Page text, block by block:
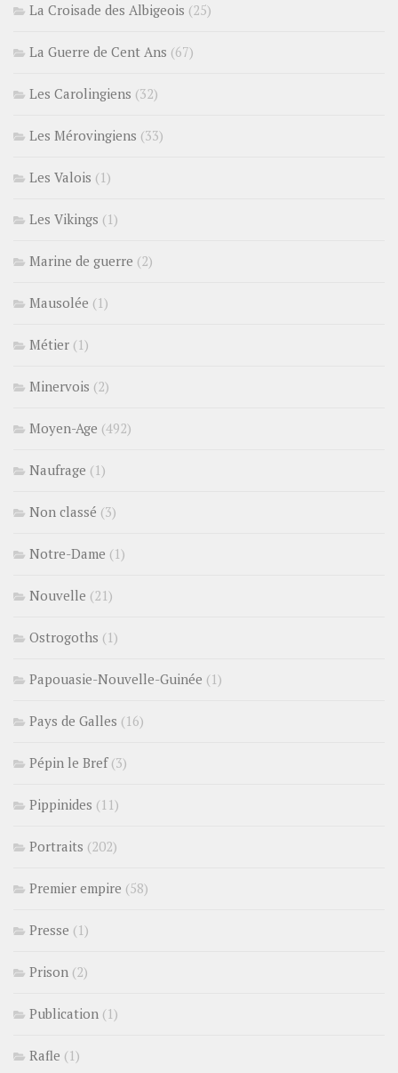
La Croisade des Albigeois (25)
La Guerre de Cent Ans (67)
Les Carolingiens (32)
Les Mérovingiens (33)
Les Valois (1)
Les Vikings (1)
Marine de guerre (2)
Mausolée (1)
Métier (1)
Minervois (2)
Moyen-Age (492)
Naufrage (1)
Non classé (3)
Notre-Dame (1)
Nouvelle (21)
Ostrogoths (1)
Papouasie-Nouvelle-Guinée (1)
Pays de Galles (16)
Pépin le Bref(3)
Pippinides (11)
Portraits (202)
Premier empire (58)
Presse (1)
Prison (2)
Publication (1)
Rafle (1)